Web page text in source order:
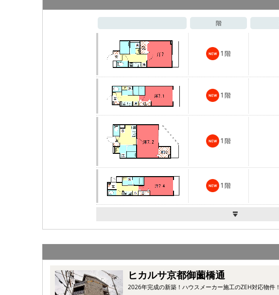
階
1 階
1 階
1 階
1 階
ヒカルサ京都御薗橋通
2026年完成の新築！ハウスメーカー施工のZEH対応物件！